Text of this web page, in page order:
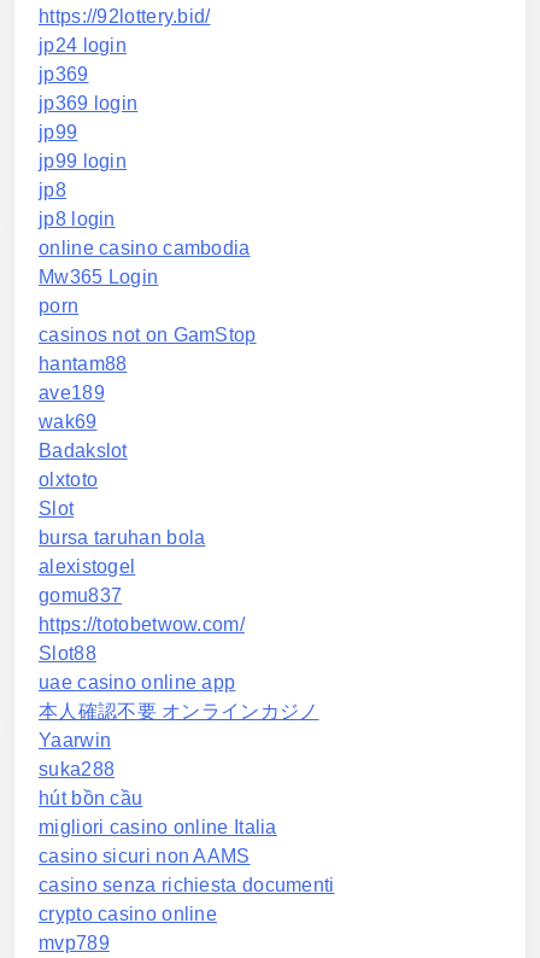
https://92lottery.bid/
jp24 login
jp369
jp369 login
jp99
jp99 login
jp8
jp8 login
online casino cambodia
Mw365 Login
porn
casinos not on GamStop
hantam88
ave189
wak69
Badakslot
olxtoto
Slot
bursa taruhan bola
alexistogel
gomu837
https://totobetwow.com/
Slot88
uae casino online app
本人確認不要 オンラインカジノ
Yaarwin
suka288
hút bồn cầu
migliori casino online Italia
casino sicuri non AAMS
casino senza richiesta documenti
crypto casino online
mvp789